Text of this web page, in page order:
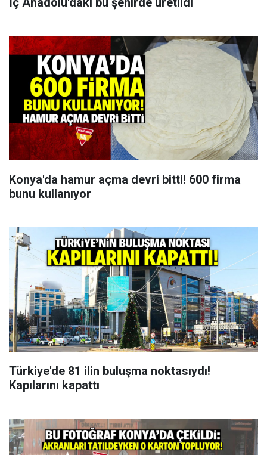
Konya'da hamur açma devri bitti! 600 firma
bunu kullanıyor
Türkiye'de 81 ilin buluşma noktasıydı!
Kapılarını kapattı